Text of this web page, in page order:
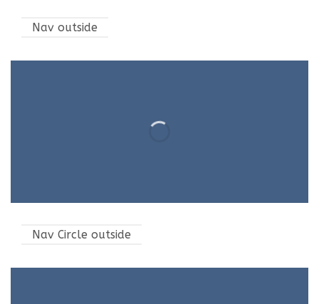
Nav outside
Nav Circle outside